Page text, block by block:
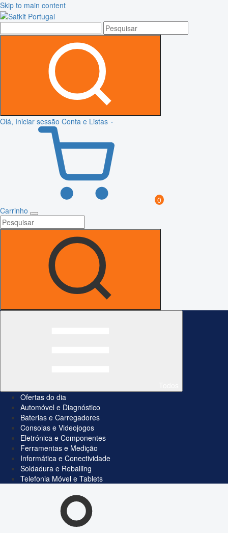
Skip to main content
Olá, Iniciar sessão Conta e Listas
0
Carrinho
Ofertas do dia
Automóvel e Diagnóstico
Baterias e Carregadores
Consolas e Videojogos
Eletrónica e Componentes
Ferramentas e Medição
Informática e Conectividade
Soldadura e Reballing
Telefonia Móvel e Tablets